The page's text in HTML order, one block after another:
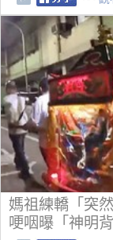
媽祖練轎「突
哽咽曝「神明